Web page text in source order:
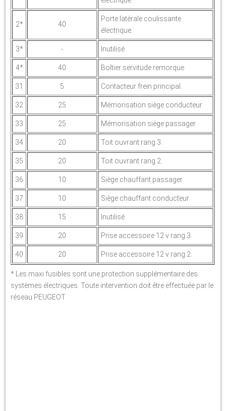
2* 40
Porte latérale coulissante
électrique.
3* - Inutilisé.
4* 40 Boîtier servitude remorque
31 5 Contacteur frein principal.
32 25 Mémorisation siège conducteur
33 25 Mémorisation siège passager.
34 20 Toit ouvrant rang 3.
35 20 Toit ouvrant rang 2.
36 10 Siège chauffant passager
37 10 Siège chauffant conducteur.
38 15 Inutilisé.
39 20 Prise accessoire 12 v rang 3.
40 20 Prise accessoire 12 v rang 2.
* Les maxi fusibles sont une protection supplémentaire des
systèmes électriques. Toute intervention doit être effectuée par le
réseau PEUGEOT.